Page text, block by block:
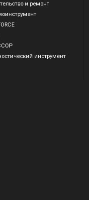
и ремонт
инструмент